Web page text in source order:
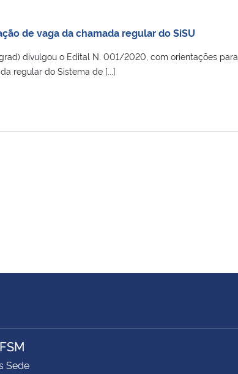
de vaga da chamada regular do SiSU
divulgou o Edital N. 001/2020, com orientações para
regular do Sistema de [...]
Sede